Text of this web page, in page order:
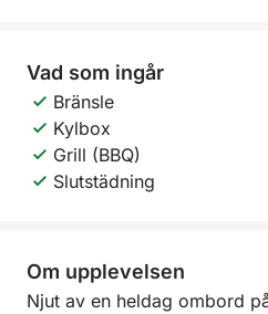
Vad som ingår
Bränsle
Kylbox
Grill (BBQ)
Slutstädning
Om upplevelsen
Njut av en heldag ombord